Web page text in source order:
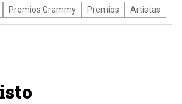
Premios Grammy Premios Artistas